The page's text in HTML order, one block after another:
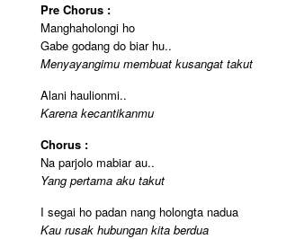
Pre Chorus :
Manghaholongi ho
Gabe godang do biar hu..
Menyayangimu membuat kusangat takut
Alani haulionmi..
Karena kecantikanmu
Chorus :
Na parjolo mabiar au..
Yang pertama aku takut
I segai ho padan nang holongta nadua
Kau rusak hubungan kita berdua